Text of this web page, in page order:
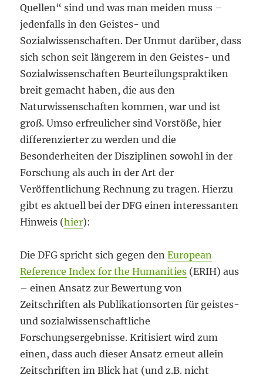
Quellen“ sind und was man meiden muss –
jedenfalls in den Geistes- und
Sozialwissenschaften. Der Unmut darüber, dass
sich schon seit längerem in den Geistes- und
Sozialwissenschaften Beurteilungspraktiken
breit gemacht haben, die aus den
Naturwissenschaften kommen, war und ist
groß. Umso erfreulicher sind Vorstöße, hier
differenzierter zu werden und die
Besonderheiten der Disziplinen sowohl in der
Forschung als auch in der Art der
Veröffentlichung Rechnung zu tragen. Hierzu
gibt es aktuell bei der DFG einen interessanten
Hinweis (hier):
Die DFG spricht sich gegen denEuropean
Reference Index for the Humanities (ERIH) aus
– einen Ansatz zur Bewertung von
Zeitschriften als Publikationsorten für geistes-
und sozialwissenschaftliche
Forschungsergebnisse. Kritisiert wird zum
einen, dass auch dieser Ansatz erneut allein
Zeitschriften im Blick hat (und z.B. nicht